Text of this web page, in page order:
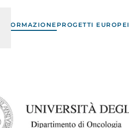
FORMAZIONE PROGETTI EUROPEI